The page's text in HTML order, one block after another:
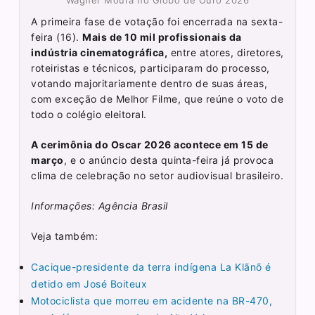
A primeira fase de votação foi encerrada na sexta-
feira (16).Mais de 10 mil profissionais da
indústria cinematográfica, entre atores, diretores,
roteiristas e técnicos, participaram do processo,
votando majoritariamente dentro de suas áreas,
com exceção de Melhor Filme, que reúne o voto de
todo o colégio eleitoral.
A cerimônia do Oscar 2026 acontece em 15 de
março, e o anúncio desta quinta-feira já provoca
clima de celebração no setor audiovisual brasileiro.
Informações: Agência Brasil
Veja também:
Cacique-presidente da terra indígena La Klãnõ é
detido em José Boiteux
Motociclista que morreu em acidente na BR-470,